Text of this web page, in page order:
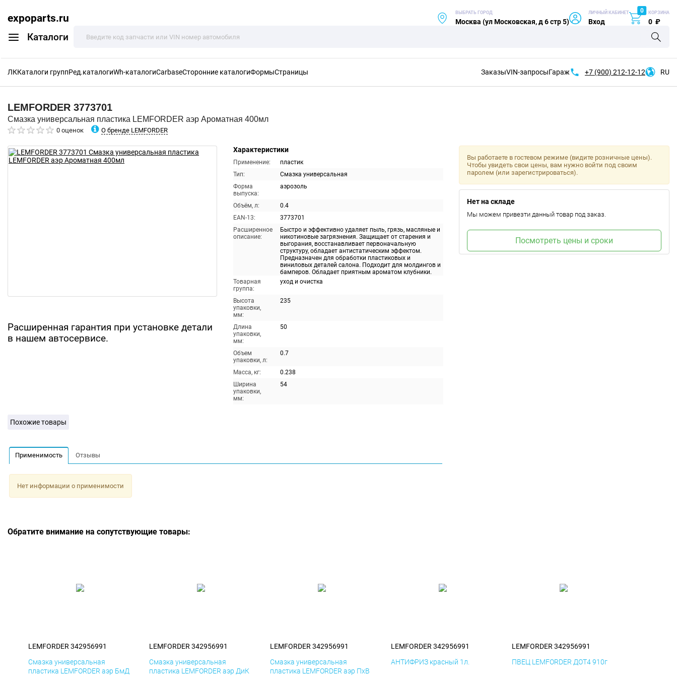
expoparts.ru
Каталоги
ВЫБРАТЬ ГОРОД
Москва (ул Московская, д 6 стр 5)
ЛИЧНЫЙ КАБИНЕТ
Вход
0 КОРЗИНА
0 ₽
ЛККаталоги группРед.каталогиWh-каталогиCarbaseСторонние каталогиФормыСтраницы ЗаказыVIN-запросыГараж +7 (900) 212-12-12 RU
LEMFORDER 3773701
Смазка универсальная пластика LEMFORDER аэр Ароматная 400мл
0 оценок О бренде LEMFORDER
Расширенная гарантия при установке детали
в нашем автосервисе.
Характеристики
Применение:
пластик
Тип:
Смазка универсальная
Форма
выпуска:
аэрозоль
Объём, л:
0.4
EAN-13:
3773701
Расширенное
описание:
Быстро и эффективно удаляет пыль, грязь, масляные и
никотиновые загрязнения. Защищает от старения и
выгорания, восстанавливает первоначальную
структуру, обладает антистатическим эффектом.
Предназначен для обработки пластиковых и
виниловых деталей салона. Подходит для молдингов и
бамперов. Обладает приятным ароматом клубники.
Товарная
группа:
уход и очистка
Высота
упаковки,
мм:
235
Длина
упаковки,
мм:
50
Объем
упаковки, л:
0.7
Масса, кг:
0.238
Ширина
упаковки,
мм:
54
Вы работаете в гостевом режиме (видите розничные цены).
Чтобы увидеть свои цены, вам нужно войти под своим
паролем (или зарегистрироваться).
Нет на складе
Мы можем привезти данный товар под заказ.
Посмотреть цены и сроки
Похожие товары
Применимость Отзывы
Нет информации о применимости
Обратите внимание на сопутствующие товары:
LEMFORDER 342956991
Смазка универсальная
пластика LEMFORDER аэр БмД
LEMFORDER 342956991
Смазка универсальная
пластика LEMFORDER аэр ДиК
LEMFORDER 342956991
Смазка универсальная
пластика LEMFORDER аэр ПхВ
LEMFORDER 342956991
АНТИФРИЗ красный 1л.
LEMFORDER 342956991
ПВЕЦ LEMFORDER ДОТ4 910г